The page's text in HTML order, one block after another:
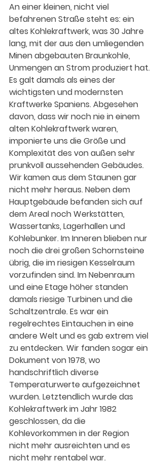
An einer kleinen, nicht viel
befahrenen Straße steht es: ein
altes Kohlekraftwerk, was 30 Jahre
lang, mit der aus den umliegenden
Minen abgebauten Braunkohle,
Unmengen an Strom produziert hat.
Es galt damals als eines der
wichtigsten und modernsten
Kraftwerke Spaniens. Abgesehen
davon, dass wir noch nie in einem
alten Kohlekraftwerk waren,
imponierte uns die Größe und
Komplexität des von außen sehr
prunkvoll aussehenden Gebäudes.
Wir kamen aus dem Staunen gar
nicht mehr heraus. Neben dem
Hauptgebäude befanden sich auf
dem Areal noch Werkstätten,
Wassertanks, Lagerhallen und
Kohlebunker. Im Inneren blieben nur
noch die drei großen Schornsteine
übrig, die im riesigen Kesselraum
vorzufinden sind. Im Nebenraum
und eine Etage höher standen
damals riesige Turbinen und die
Schaltzentrale. Es war ein
regelrechtes Eintauchen in eine
andere Welt und es gab extrem viel
zu entdecken. Wir fanden sogar ein
Dokument von 1978, wo
handschriftlich diverse
Temperaturwerte aufgezeichnet
wurden. Letztendlich wurde das
Kohlekraftwerk im Jahr 1982
geschlossen, da die
Kohlevorkommen in der Region
nicht mehr ausreichten und es
nicht mehr rentabel war.